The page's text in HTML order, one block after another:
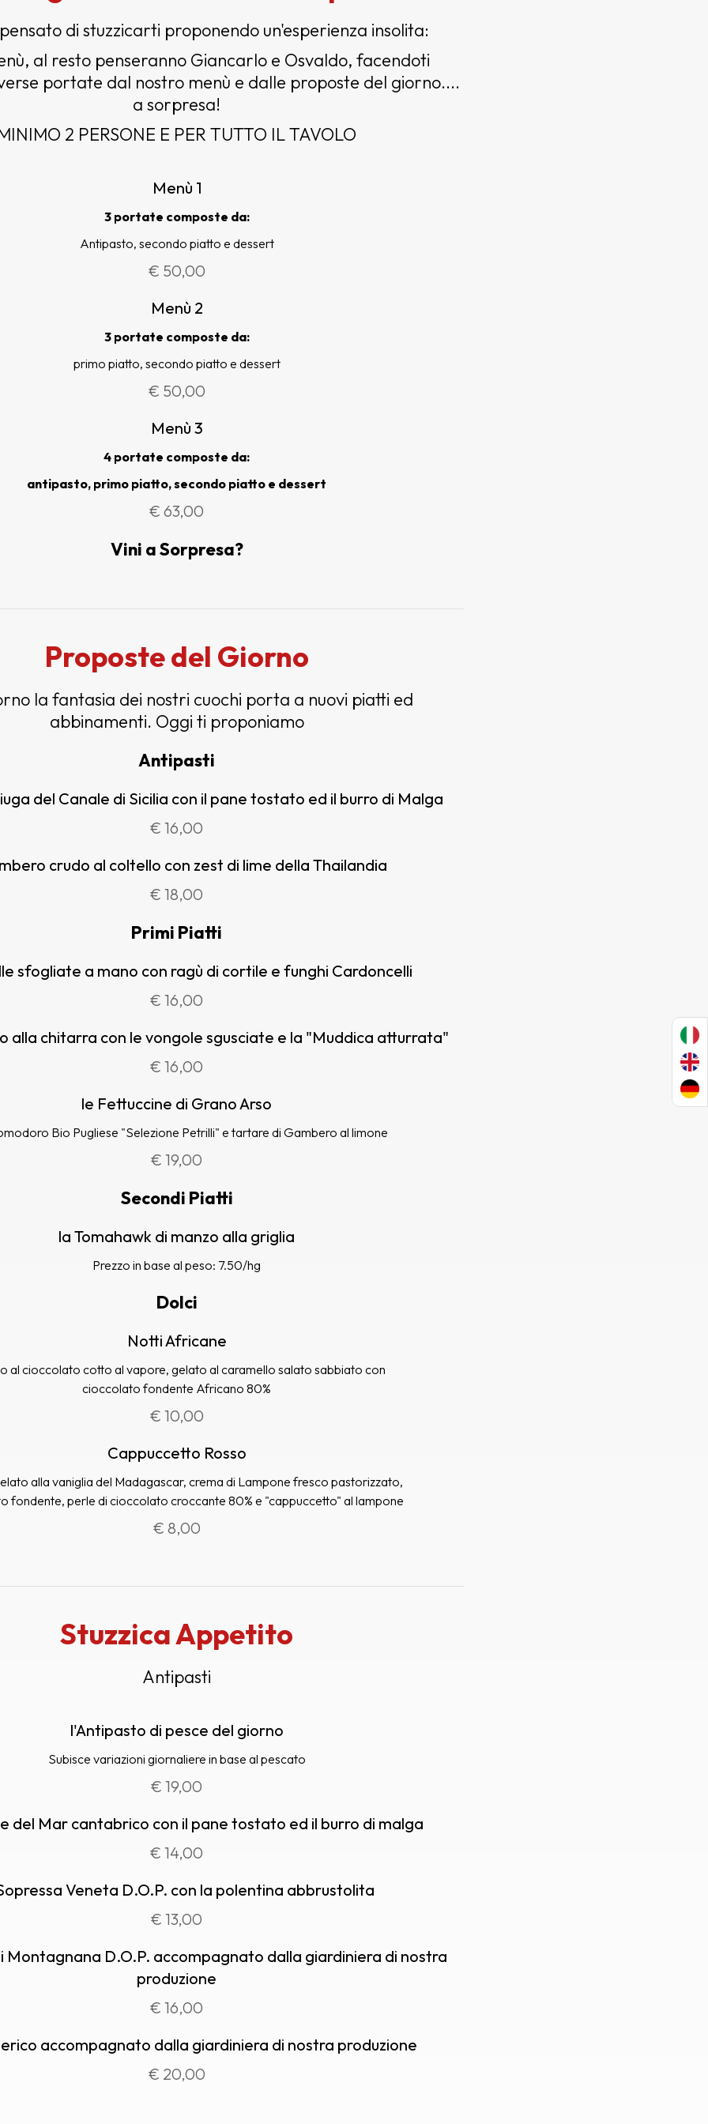
di stuzzicarti proponendo un'esperienza insolita:
al resto penseranno Giancarlo e Osvaldo, facendoti
portate dal nostro menù e dalle proposte del giorno....
a sorpresa!
2 PERSONE E PER TUTTO IL TAVOLO
Menù 1
3 portate composte da:
Antipasto, secondo piatto e dessert
€ 50,00
Menù 2
3 portate composte da:
primo piatto, secondo piatto e dessert
€ 50,00
Menù 3
4 portate composte da:
antipasto, primo piatto, secondo piatto e dessert
€ 63,00
Vini a Sorpresa?
Proposte del Giorno
la fantasia dei nostri cuochi porta a nuovi piatti ed
abbinamenti. Oggi ti proponiamo
Antipasti
del Canale di Sicilia con il pane tostato ed il burro di Malga
€ 16,00
crudo al coltello con zest di lime della Thailandia
€ 18,00
Primi Piatti
sfogliate a mano con ragù di cortile e funghi Cardoncelli
€ 16,00
alla chitarra con le vongole sgusciate e la "Muddica atturrata"
€ 16,00
le Fettuccine di Grano Arso
Bio Pugliese "Selezione Petrilli" e tartare di Gambero al limone
€ 19,00
Secondi Piatti
la Tomahawk di manzo alla griglia
Prezzo in base al peso: 7.50/hg
Dolci
Notti Africane
al cioccolato cotto al vapore, gelato al caramello salato sabbiato con
cioccolato fondente Africano 80%
€ 10,00
Cappuccetto Rosso
alla vaniglia del Madagascar, crema di Lampone fresco pastorizzato,
fondente, perle di cioccolato croccante 80% e "cappuccetto" al lampone
€ 8,00
Stuzzica Appetito
Antipasti
l'Antipasto di pesce del giorno
Subisce variazioni giornaliere in base al pescato
€ 19,00
del Mar cantabrico con il pane tostato ed il burro di malga
€ 14,00
Veneta D.O.P. con la polentina abbrustolita
€ 13,00
Montagnana D.O.P. accompagnato dalla giardiniera di nostra
produzione
€ 16,00
accompagnato dalla giardiniera di nostra produzione
€ 20,00